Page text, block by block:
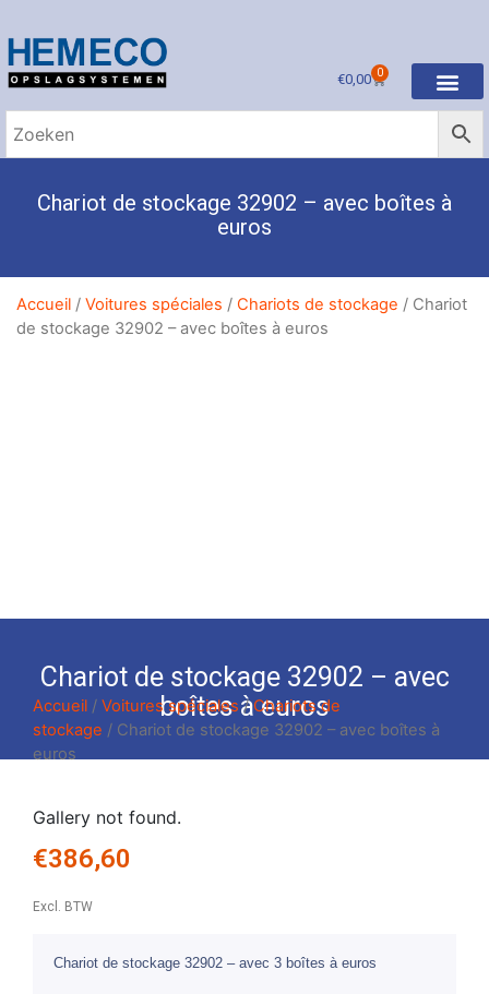
€0,00 0
Chariot de stockage 32902 – avec boîtes à
euros
Accueil / Voitures spéciales / Chariots de stockage / Chariot
de stockage 32902 – avec boîtes à euros
Chariot de stockage 32902 – avec
boîtes à euros
Accueil / Voitures spéciales/Chariots de
stockage / Chariot de stockage 32902 – avec boîtes à
euros
Gallery not found.
€386,60
Excl. BTW
Chariot de stockage 32902 – avec 3 boîtes à euros